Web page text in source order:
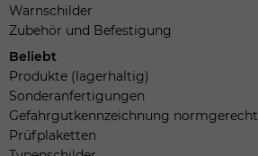
Warnschilder
Zubehör und Befestigung
Beliebt
Produkte (lagerhaltig)
Sonderanfertigungen
Gefahrgutkennzeichnung normgerecht
Prüfplaketten